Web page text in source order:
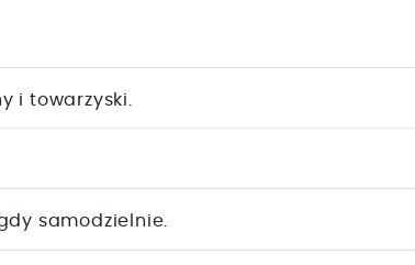
i towarzyski.
samodzielnie.